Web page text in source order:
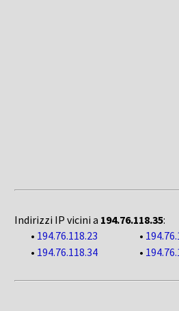
Indirizzi IP vicini a 194.76.118.35:
• 194.76.118.23 •
• 194.76.118.34 •